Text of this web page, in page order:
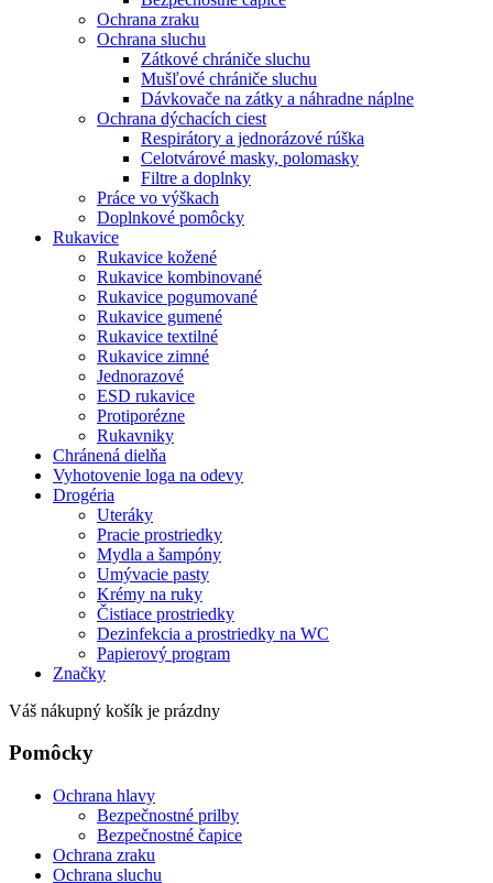
Ochrana zraku
Ochrana sluchu
Zátkové chrániče sluchu
Mušľové chrániče sluchu
Dávkovače na zátky a náhradne náplne
Ochrana dýchacích ciest
Respirátory a jednorázové rúška
Celotvárové masky, polomasky
Filtre a doplnky
Práce vo výškach
Doplnkové pomôcky
Rukavice
Rukavice kožené
Rukavice kombinované
Rukavice pogumované
Rukavice gumené
Rukavice textilné
Rukavice zimné
Jednorazové
ESD rukavice
Protiporézne
Rukavniky
Chránená dielňa
Vyhotovenie loga na odevy
Drogéria
Uteráky
Pracie prostriedky
Mydla a šampóny
Umývacie pasty
Krémy na ruky
Čistiace prostriedky
Dezinfekcia a prostriedky na WC
Papierový program
Značky
Váš nákupný košík je prázdny
Pomôcky
Ochrana hlavy
Bezpečnostné prilby
Bezpečnostné čapice
Ochrana zraku
Ochrana sluchu